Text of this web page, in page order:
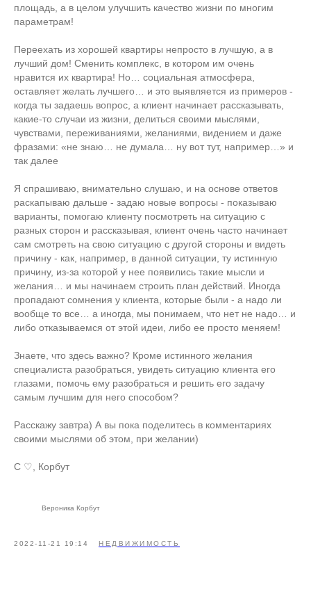
площадь, а в целом улучшить качество жизни по многим
параметрам!
Переехать из хорошей квартиры непросто в лучшую, а в
лучший дом! Сменить комплекс, в котором им очень
нравится их квартира! Но… социальная атмосфера,
оставляет желать лучшего… и это выявляется из примеров -
когда ты задаешь вопрос, а клиент начинает рассказывать,
какие-то случаи из жизни, делиться своими мыслями,
чувствами, переживаниями, желаниями, видением и даже
фразами: «не знаю… не думала… ну вот тут, например…» и
так далее
Я спрашиваю, внимательно слушаю, и на основе ответов
раскапываю дальше - задаю новые вопросы - показываю
варианты, помогаю клиенту посмотреть на ситуацию с
разных сторон и рассказывая, клиент очень часто начинает
сам смотреть на свою ситуацию с другой стороны и видеть
причину - как, например, в данной ситуации, ту истинную
причину, из-за которой у нее появились такие мысли и
желания… и мы начинаем строить план действий. Иногда
пропадают сомнения у клиента, которые были - а надо ли
вообще то все… а иногда, мы понимаем, что нет не надо… и
либо отказываемся от этой идеи, либо ее просто меняем!
Знаете, что здесь важно? Кроме истинного желания
специалиста разобраться, увидеть ситуацию клиента его
глазами, помочь ему разобраться и решить его задачу
самым лучшим для него способом?
Расскажу завтра) А вы пока поделитесь в комментариях
своими мыслями об этом, при желании)
С ♡, Корбут
Вероника Корбут
2022-11-21 19:14 НЕДВИЖИМОСТЬ